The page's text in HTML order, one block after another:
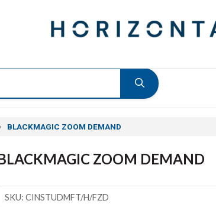
BLACKMAGIC ZOOM DEMAND
ZOOM DEMAND
SKU: CINSTUDMFT/H/FZD